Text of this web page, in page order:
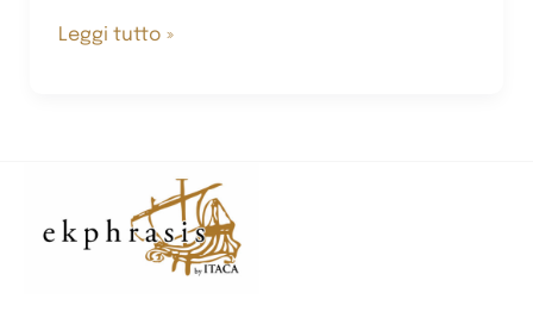
Attraverso
Leggi tutto »